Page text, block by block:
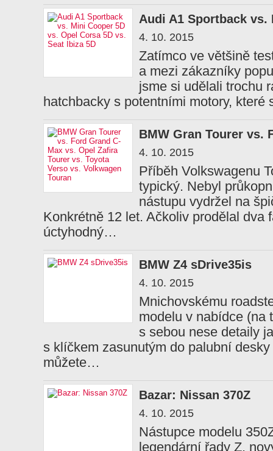
Audi A1 Sportback
4. 10. 2015
Zatímco ve většině
a mezi zákazníky
jsme si udělali trochu
hatchbacky s potentními motory,
BMW Gran Tourer vs.
4. 10. 2015
Příběh Volkswagenu
typický. Nebyl
nástupu vydržel na
Konkrétně 12 let. Ačkoliv prodělal dva
úctyhodný…
BMW Z4 sDrive35is
4. 10. 2015
Mnichovskému
modelu v nabídce (na
s sebou nese detaily
s klíčkem zasunutým do palubní
můžete…
Bazar: Nissan 370Z
4. 10. 2015
Nástupce modelu
legendární řady Z,